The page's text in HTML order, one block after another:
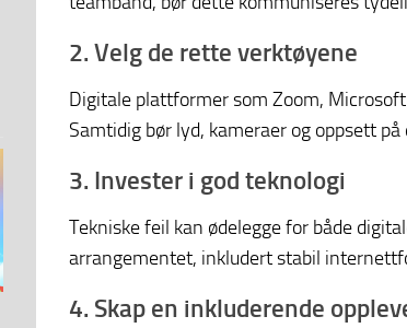
2. Velg de rette verktøyene
Digitale plattformer som Zoom,
Samtidig bør lyd, kameraer og oppsett
3. Invester i god teknologi
Tekniske feil kan ødelegge for både
arrangementet, inkludert stabil
4. Skap en inkluderende